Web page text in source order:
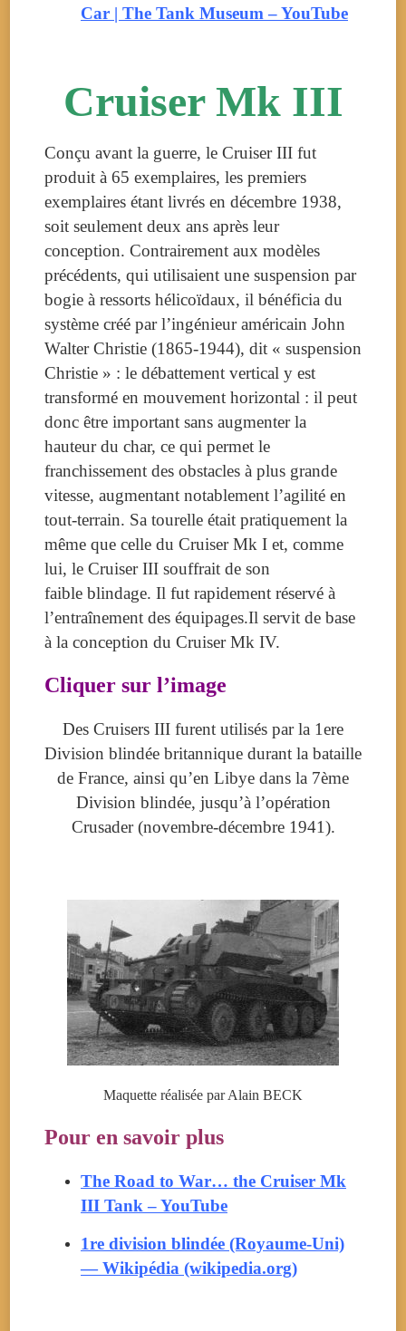
Car | The Tank Museum – YouTube
Cruiser Mk III
Conçu avant la guerre, le Cruiser III fut
produit à 65 exemplaires, les premiers
exemplaires étant livrés en décembre 1938,
soit seulement deux ans après leur
conception. Contrairement aux modèles
précédents, qui utilisaient une suspension par
bogie à ressorts hélicoïdaux, il bénéficia du
système créé par l’ingénieur américain John
Walter Christie (1865-1944), dit « suspension
Christie » : le débattement vertical y est
transformé en mouvement horizontal : il peut
donc être important sans augmenter la
hauteur du char, ce qui permet le
franchissement des obstacles à plus grande
vitesse, augmentant notablement l’agilité en
tout-terrain. Sa tourelle était pratiquement la
même que celle du Cruiser Mk I et, comme
lui, le Cruiser III souffrait de son
faible blindage. Il fut rapidement réservé à
l’entraînement des équipages.Il servit de base
à la conception du Cruiser Mk IV.
Cliquer sur l’image
Des Cruisers III furent utilisés par la 1ere
Division blindée britannique durant la bataille
de France, ainsi qu’en Libye dans la 7ème
Division blindée, jusqu’à l’opération
Crusader (novembre-décembre 1941).
Maquette réalisée par Alain BECK
Pour en savoir plus
The Road to War… the Cruiser Mk
III Tank – YouTube
1re division blindée (Royaume-Uni)
— Wikipédia (wikipedia.org)